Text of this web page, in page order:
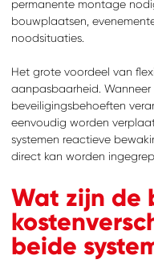
permanente montage
bouwplaatsen,
noodsituaties.
Het grote voordeel van
aanpasbaarheid.
beveiligingsbehoeften
eenvoudig worden
systemen reactieve
direct kan worden
Wat zijn de
beide